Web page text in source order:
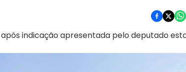
indicação apresentada pelo deputado